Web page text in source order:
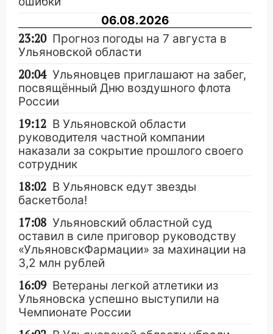
06.08.2026
23:20 Прогноз погоды на 7 августа в
Ульяновской области
20:04 Ульяновцев приглашают на забег,
посвящённый Дню воздушного флота
России
19:12 В Ульяновской области
руководителя частной компании
наказали за сокрытие прошлого своего
сотрудник
18:02 В Ульяновск едут звезды
баскетбола!
17:08 Ульяновский областной суд
оставил в силе приговор руководству
«УльяновскФармации» за махинации на
3,2 млн рублей
16:09 Ветераны легкой атлетики из
Ульяновска успешно выступили на
Чемпионате России